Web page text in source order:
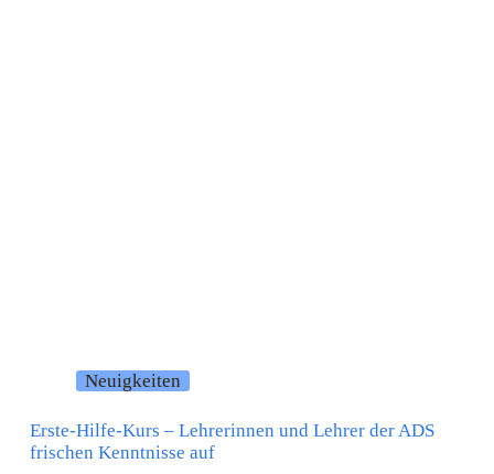
Neuigkeiten
Erste-Hilfe-Kurs – Lehrerinnen und Lehrer der ADS
frischen Kenntnisse auf